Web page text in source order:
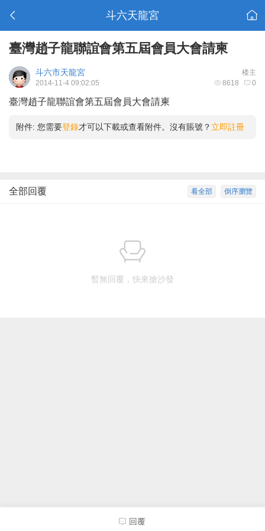
斗六天龍宮
臺灣趙子龍聯誼會第五屆會員大會請柬
楼主
斗六市天龍宮
8618 0
2014-11-4 09:02:05
臺灣趙子龍聯誼會第五屆會員大會請柬
附件: 您需要登錄才可以下載或查看附件。沒有賬號？ 立即註冊
倒序瀏覽
看全部
全部回覆
暫無回覆，快來搶沙發
回覆